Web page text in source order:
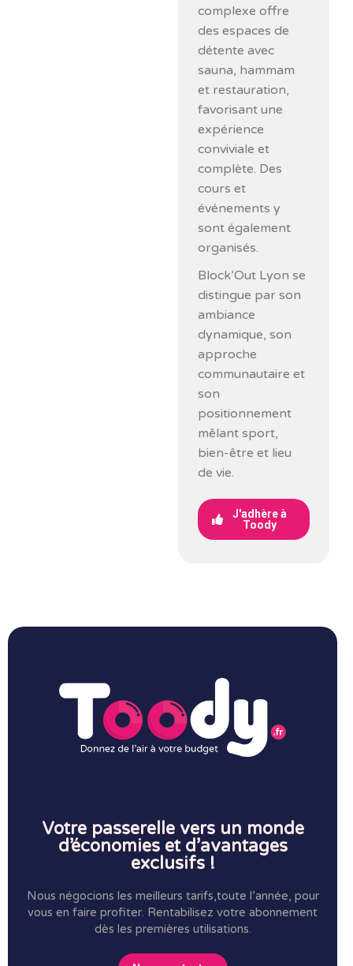
complexe offre
des espaces de
détente avec
sauna, hammam
et restauration,
favorisant une
expérience
conviviale et
complète. Des
cours et
événements y
sont également
organisés.
Block’Out Lyon se
distingue par son
ambiance
dynamique, son
approche
communautaire et
son
positionnement
mêlant sport,
bien-être et lieu
de vie.
J'adhère à
Toody
Votre passerelle vers un monde
d’économies et d’avantages
exclusifs !
Nous négocions les meilleurs tarifs,toute l’année, pour
vous en faire profiter. Rentabilisez votre abonnement
dès les premières utilisations.